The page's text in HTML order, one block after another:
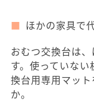
ほかの家具で
おむつ交換台は
す。使っていな
換台用専用マッ
か。